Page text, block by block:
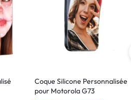
Coque Silicone Personnalisée
pour Motorola G73